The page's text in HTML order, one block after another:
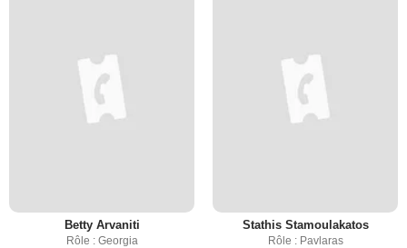
Betty Arvaniti
Rôle : Georgia
Stathis Stamoulakatos
Rôle : Pavlaras